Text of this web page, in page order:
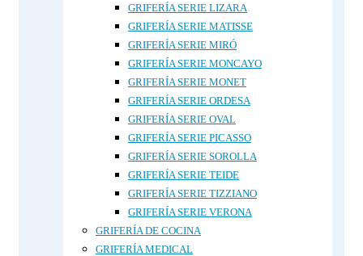
GRIFERÍA SERIE LIZARA
GRIFERÍA SERIE MATISSE
GRIFERÍA SERIE MIRÓ
GRIFERÍA SERIE MONCAYO
GRIFERÍA SERIE MONET
GRIFERÍA SERIE ORDESA
GRIFERÍA SERIE OVAL
GRIFERÍA SERIE PICASSO
GRIFERÍA SERIE SOROLLA
GRIFERÍA SERIE TEIDE
GRIFERÍA SERIE TIZZIANO
GRIFERÍA SERIE VERONA
GRIFERÍA DE COCINA
GRIFERÍA MEDICAL